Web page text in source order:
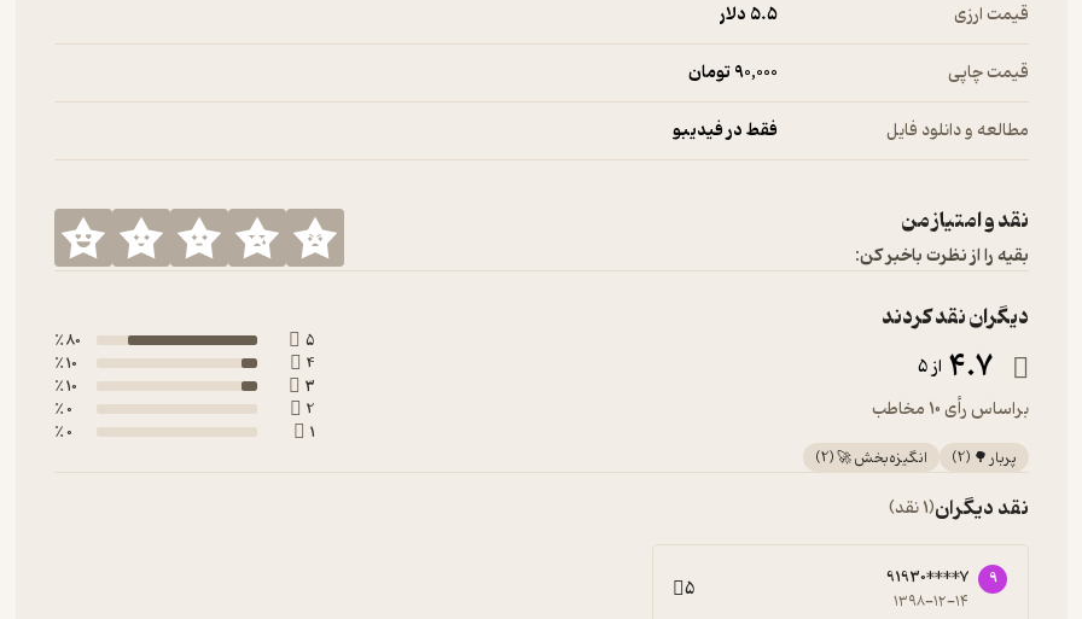
قیمت ارزی 5.۵ دلار
قیمت چاپی 90,000 تومان
مطالعه و دانلود فایل فقط در فیدیبو
نقد و امتیاز من
بقیه را از نظرت باخبر کن:
دیگران نقد کردند
4.7 از 5
براساس رأی 10 مخاطب
پربار 🌳 (
2
) انگیزه‌بخش 🚀(
2
)
5
80 ٪
4
10 ٪
3
10 ٪
2
0 ٪
1
0 ٪
نقد دیگران(1 نقد)
9
91930****7
۱۳۹۸-۱۲-۱۴ 5